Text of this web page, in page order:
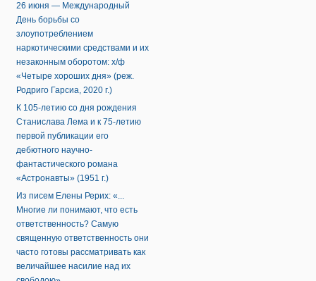
26 июня — Международный
День борьбы со
злоупотреблением
наркотическими средствами и их
незаконным оборотом: х/ф
«Четыре хороших дня» (реж.
Родриго Гарсиа, 2020 г.)
К 105-летию со дня рождения
Станислава Лема и к 75-летию
первой публикации его
дебютного научно-
фантастического романа
«Астронавты» (1951 г.)
Из писем Елены Рерих: «...
Многие ли понимают, что есть
ответственность? Самую
священную ответственность они
часто готовы рассматривать как
величайшее насилие над их